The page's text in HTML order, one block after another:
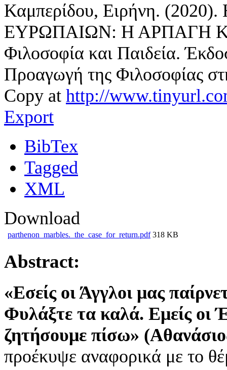
Καμπερίδου, Ειρήνη.
ΕΥΡΩΠΑΙΩΝ: Η ΑΡΠΑΓΗ
Φιλοσοφία και Παιδεία.
Προαγωγή της Φιλοσοφίας
Copy at http://
Export
BibTex
Tagged
XML
Download
parthenon_marbles._the_case_for_return.pdf 318 KB
Abstract:
«Εσείς οι Άγγλοι μας
Φυλάξτε τα καλά. Εμείς οι
ζητήσουμε πίσω»
προέκυψε αναφορικά με το